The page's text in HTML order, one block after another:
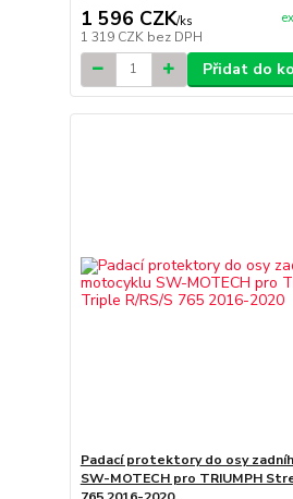
1 596 CZK/ks
1 319 CZK bez DPH
Přidat do
Padací protektory do osy
SW-MOTECH pro TRIUMPH